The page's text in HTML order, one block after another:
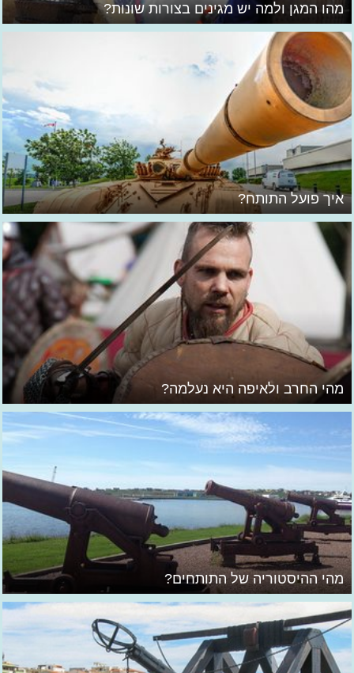
מהו המגן ולמה יש מגינים בצורות שונות?
איך פועל התותח?
מהי החרב ולאיפה היא נעלמה?
מהי ההיסטוריה של התותחים?